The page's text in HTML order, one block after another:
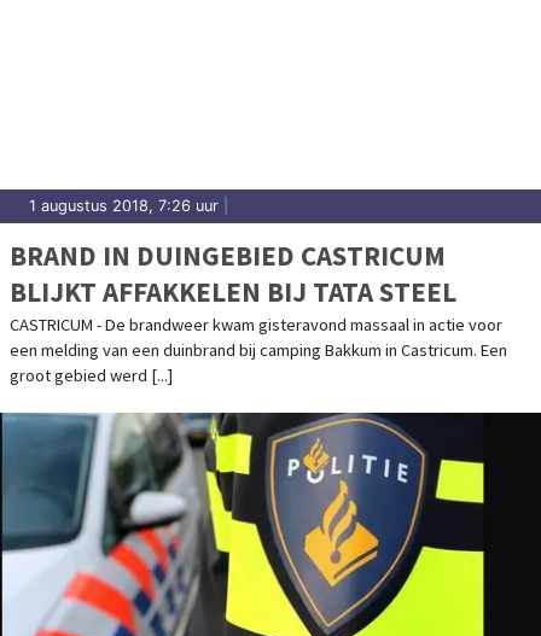
1 augustus 2018, 7:26 uur
BRAND IN DUINGEBIED CASTRICUM
BLIJKT AFFAKKELEN BIJ TATA STEEL
CASTRICUM - De brandweer kwam gisteravond massaal in actie voor
een melding van een duinbrand bij camping Bakkum in Castricum. Een
groot gebied werd [...]